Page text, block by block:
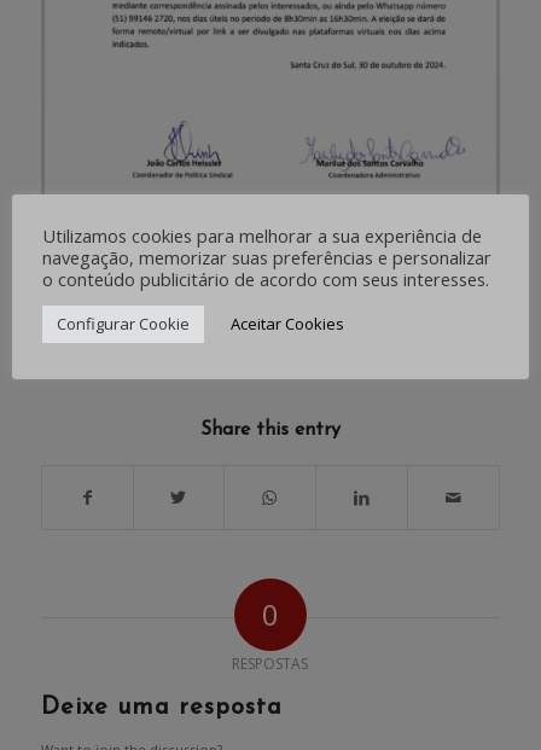
/
Share this entry
0
RESPOSTAS
Deixe uma resposta
Utilizamos cookies para melhorar a sua experiência de
navegação, memorizar suas preferências e personalizar
o conteúdo publicitário de acordo com seus interesses.
Configurar Cookie Aceitar Cookies